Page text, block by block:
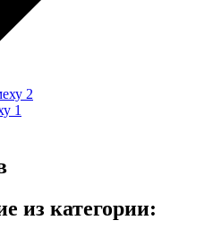
2
1
из категории: